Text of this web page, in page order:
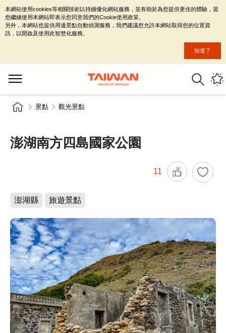
景點 觀光景點
澎湖南方四島國家公園
11
澎湖縣 旅遊景點
本網站使用cookies等相關技術以持續優化網站服務，並有助於為您提供更佳的體驗，當
您繼續使用本網站即表示您同意我們的Cookie使用政策。
另外，本網站也提供周邊景點自動偵測服務，我們建議您允許本網站取得您的位置資
訊，以開啟及使用此智慧化服務。
知道了